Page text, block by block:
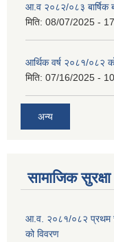
आ.व २०८२/०८३ बार्षिक
मिति: 08/07/2025 -
आर्थिक वर्ष २०८१/०८२
मिति: 07/16/2025 -
अन्य
सामाजिक सुरक्षा
आ.व. २०८१/०८२ प्रथम
को विवरण